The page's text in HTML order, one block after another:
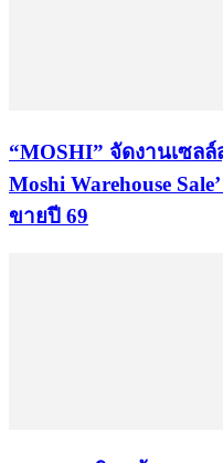
“MOSHI” จัดงานเซล
Moshi Warehouse
ขายปี 69